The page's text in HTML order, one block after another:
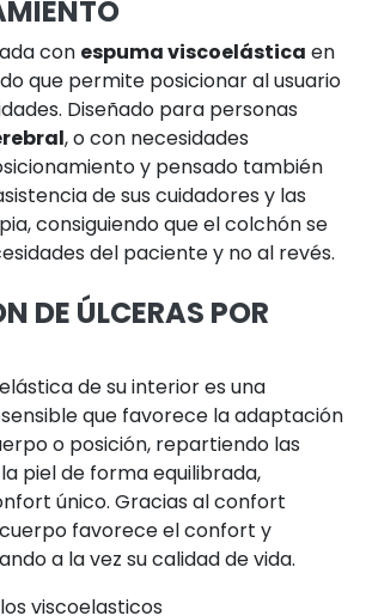
con espuma viscoelástica en
que permite posicionar al usuario
Diseñado para personas
, o con necesidades
y pensado también
de sus cuidadores y las
consiguiendo que el colchón se
del paciente y no al revés.
DE ÚLCERAS POR
de su interior es una
que favorece la adaptación
o posición, repartiendo las
piel de forma equilibrada,
único. Gracias al confort
favorece el confort y
a la vez su calidad de vida.